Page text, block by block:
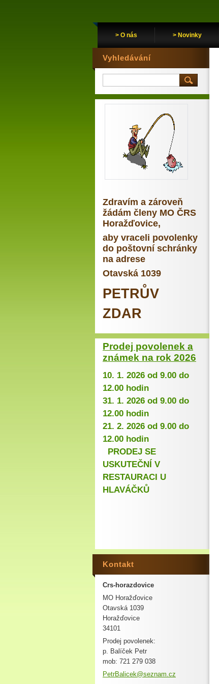
> O nás > Novinky
Vyhledávání
Zdravím a zároveň
žádám členy MO ČRS
Horažďovice,
aby vraceli povolenky
do poštovní schránky
na adrese
Otavská 1039
PETRŮV
ZDAR
Prodej povolenek a
známek na rok 2026
10. 1. 2026 od 9.00 do
12.00 hodin
31. 1. 2026 od 9.00 do
12.00 hodin
21. 2. 2026 od 9.00 do
12.00 hodin
PRODEJ SE
USKUTEČNÍ V
RESTAURACI U
HLAVÁČKŮ
Kontakt
Crs-horazdovice
MO Horažďovice
Otavská 1039
Horažďovice
34101
Prodej povolenek:
p. Balíček Petr
mob: 721 279 038
PetrBalicek@seznam.cz